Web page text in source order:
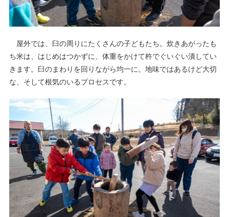
屋外では、臼の周りにたくさんの子どもたち。炊きあがったも
ち米は、はじめはつかずに、体重をかけて杵でぐいぐい潰してい
きます。臼のまわりを回りながら均一に。地味ではあるけど大切
な、そして根気のいるプロセスです。